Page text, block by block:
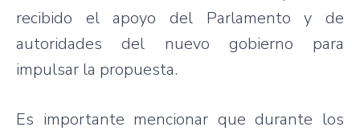
recibido el apoyo del Parlamento y de
autoridades del nuevo gobierno para
impulsar la propuesta.
Es importante mencionar que durante los